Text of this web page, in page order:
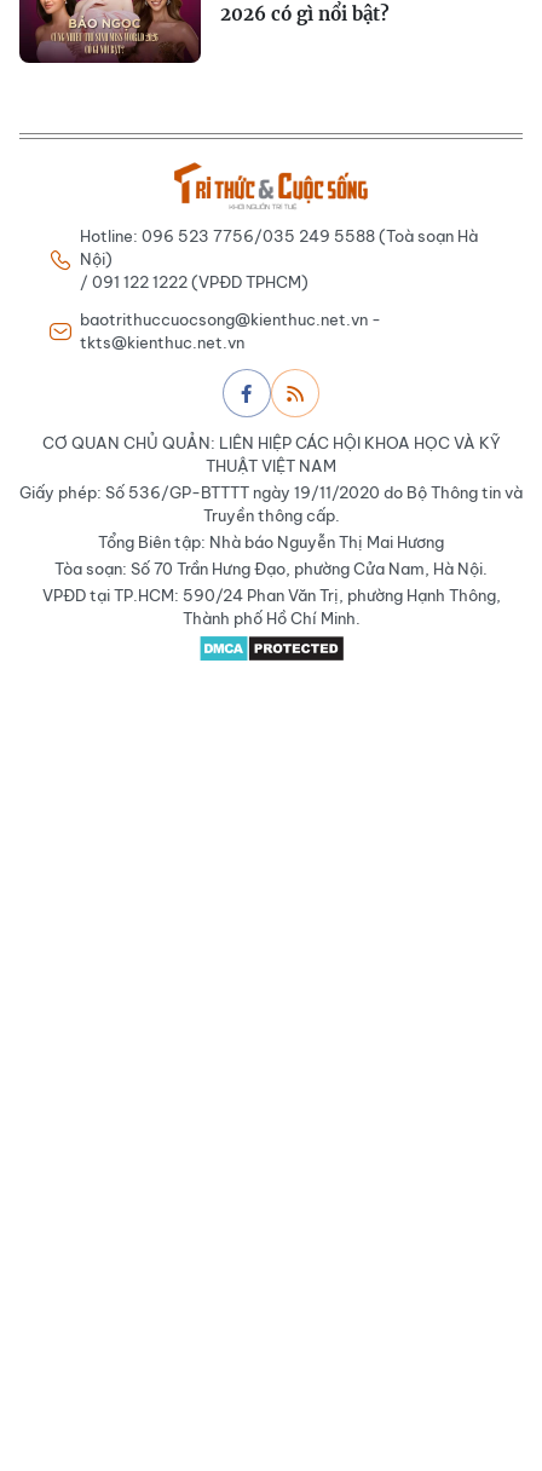
2026 có gì nổi bật?
Hotline: 096 523 7756/035 249 5588 (Toà soạn Hà
Nội)
/ 091 122 1222 (VPĐD TPHCM)
baotrithuccuocsong@kienthuc.net.vn -
tkts@kienthuc.net.vn
CƠ QUAN CHỦ QUẢN: LIÊN HIỆP CÁC HỘI KHOA HỌC VÀ KỸ
THUẬT VIỆT NAM
Giấy phép: Số 536/GP-BTTTT ngày 19/11/2020 do Bộ Thông tin và
Truyền thông cấp.
Tổng Biên tập: Nhà báo Nguyễn Thị Mai Hương
Tòa soạn: Số 70 Trần Hưng Đạo, phường Cửa Nam, Hà Nội.
VPĐD tại TP.HCM: 590/24 Phan Văn Trị, phường Hạnh Thông,
Thành phố Hồ Chí Minh.